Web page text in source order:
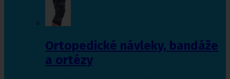
Ortopedické návleky, bandáže
a ortézy